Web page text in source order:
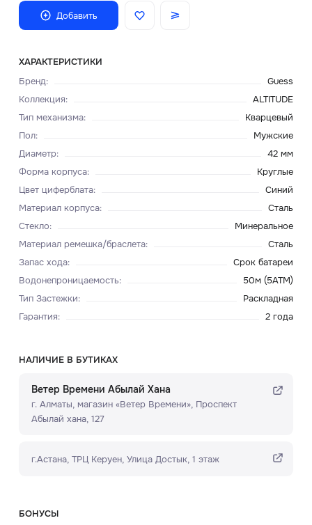
Добавить
ХАРАКТЕРИСТИКИ
Бренд:
Guess
Коллекция:
ALTITUDE
Тип механизма:
Кварцевый
Пол:
Мужские
Диаметр:
42 мм
Форма корпуса:
Круглые
Цвет циферблата:
Синий
Материал корпуса:
Сталь
Стекло:
Минеральное
Материал ремешка/браслета:
Сталь
Запас хода:
Срок батареи
Водонепроницаемость:
50м (5ATM)
Тип Застежки:
Раскладная
Гарантия: 2 года
НАЛИЧИЕ В БУТИКАХ
Ветер Времени Абылай Хана
г. Алматы, ​магазин «Ветер Времени»​, Проспект
Абылай хана, 127
г.Астана, ТРЦ Керуен​, Улица Достык, 1 этаж
БОНУСЫ